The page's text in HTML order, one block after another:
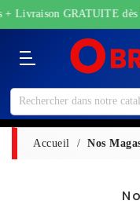
Catégorie
Accueil
Bricolage
&
Travaux
Sanitaire
Maison
Santé
&
Beauté
High-
Tech
Jardin
&
Piscine
Animalerie
+ Livraison GRATUITE
Accueil Nos